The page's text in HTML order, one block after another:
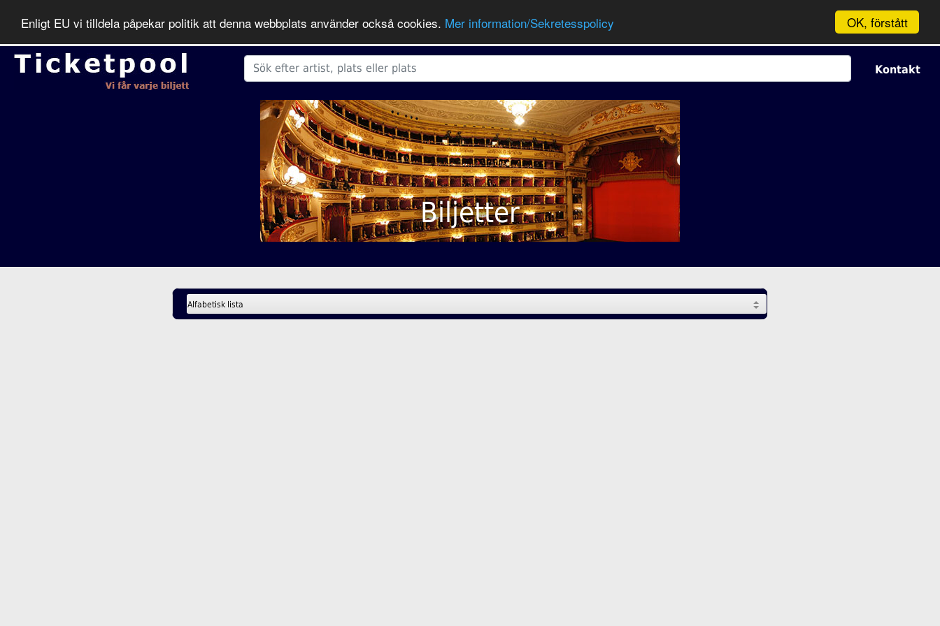
OK, förstått
Enligt EU vi tilldela påpekar politik att denna webbplats använder också cookies. Mer information/Sekretesspolicy
Kontakt
Biljetter